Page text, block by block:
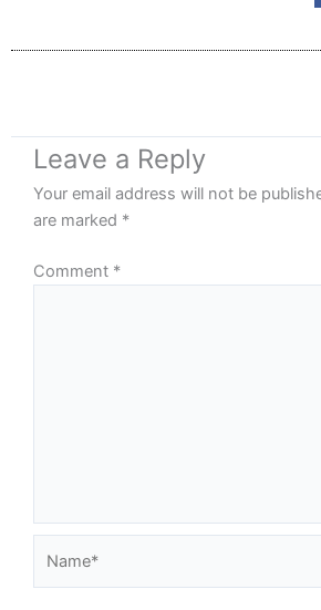
Leave a Reply
Your email address will not be
are marked *
Comment *